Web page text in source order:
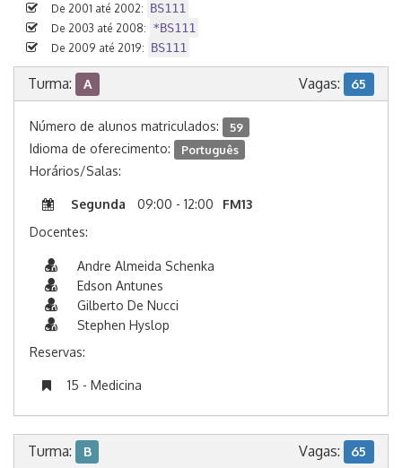
De 2001 até 2002: BS111
De 2003 até 2008: *BS111
De 2009 até 2019: BS111
Turma: A Vagas: 65
Número de alunos matriculados: 59
Idioma de oferecimento: Português
Horários/Salas:
Segunda 09:00 - 12:00
FM13
Docentes:
Andre Almeida Schenka
Edson Antunes
Gilberto De Nucci
Stephen Hyslop
Reservas:
15 - Medicina
Turma: B Vagas: 65